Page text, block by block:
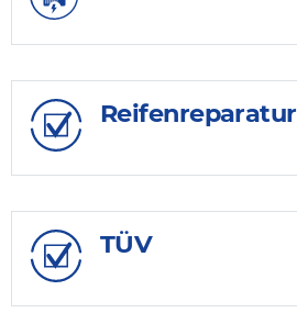
Reifenreparatur
TÜV